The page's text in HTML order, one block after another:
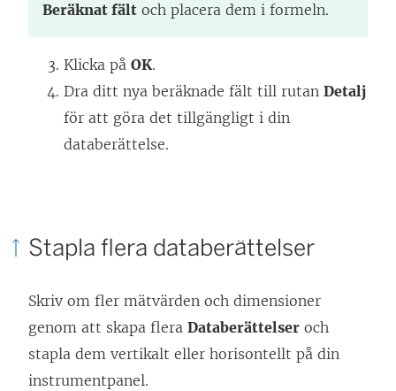
Beräknat fält och placera dem i formeln.
Klicka på OK.
Dra ditt nya beräknade fält till rutan Detalj
för att göra det tillgängligt i din
databerättelse.
Stapla flera databerättelser
Skriv om fler mätvärden och dimensioner
genom att skapa flera Databerättelser och
stapla dem vertikalt eller horisontellt på din
instrumentpanel.